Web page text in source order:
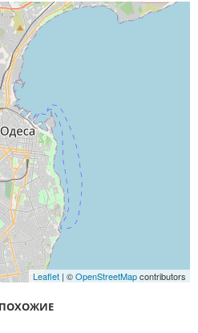
Leaflet | ©OpenStreetMapcontributors
ПОХОЖИЕ